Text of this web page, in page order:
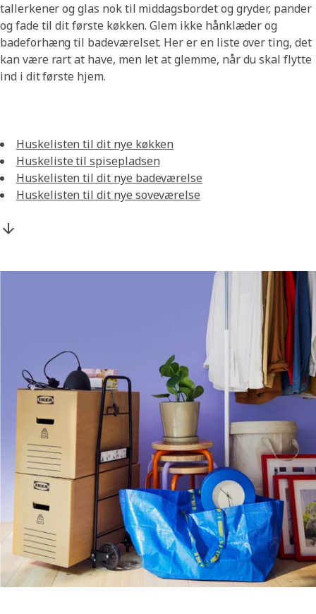
tallerkener og glas nok til middagsbordet og gryder, pander
og fade til dit første køkken. Glem ikke hånklæder og
badeforhæng til badeværelset. Her er en liste over ting, det
kan være rart at have, men let at glemme, når du skal flytte
ind i dit første hjem.
Huskelisten til dit nye køkken
Huskeliste til spisepladsen
Huskelisten til dit nye badeværelse
Huskelisten til dit nye soveværelse